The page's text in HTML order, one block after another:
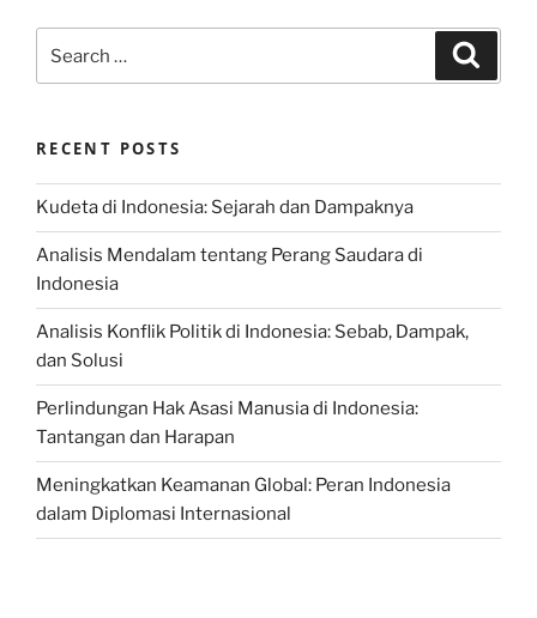
for:
RECENT POSTS
Kudeta di Indonesia: Sejarah dan Dampaknya
Analisis Mendalam tentang Perang Saudara di
Indonesia
Analisis Konflik Politik di Indonesia: Sebab, Dampak,
dan Solusi
Perlindungan Hak Asasi Manusia di Indonesia:
Tantangan dan Harapan
Meningkatkan Keamanan Global: Peran Indonesia
dalam Diplomasi Internasional